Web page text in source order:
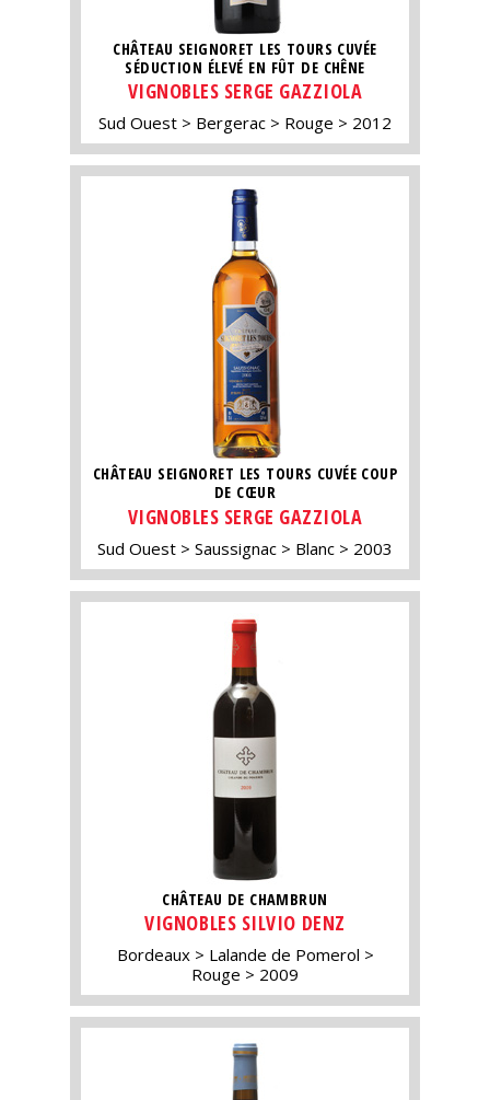
CHÂTEAU SEIGNORET LES TOURS CUVÉE
SÉDUCTION ÉLEVÉ EN FÛT DE CHÊNE
VIGNOBLES SERGE GAZZIOLA
Sud Ouest Bergerac Rouge 2012
CHÂTEAU SEIGNORET LES TOURS CUVÉE COUP
DE CŒUR
VIGNOBLES SERGE GAZZIOLA
Sud Ouest Saussignac Blanc 2003
CHÂTEAU DE CHAMBRUN
VIGNOBLES SILVIO DENZ
Bordeaux
Lalande de Pomerol
Rouge
2009